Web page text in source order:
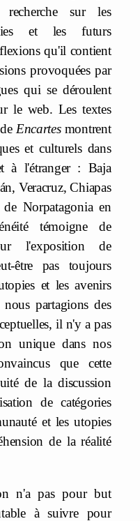
sur les
et les futurs
qu'il contient
provoquées par
qui se déroulent
le web. Les textes
Encartesmontrent
et culturels dans
à l'étranger : Baja
Veracruz, Chiapas
Norpatagonia en
témoigne de
l'exposition de
être pas toujours
et les avenirs
partagions des
il n'y a pas
unique dans nos
que cette
de la discussion
de catégories
et les utopies
de la réalité
n'a pas pour but
à suivre pour